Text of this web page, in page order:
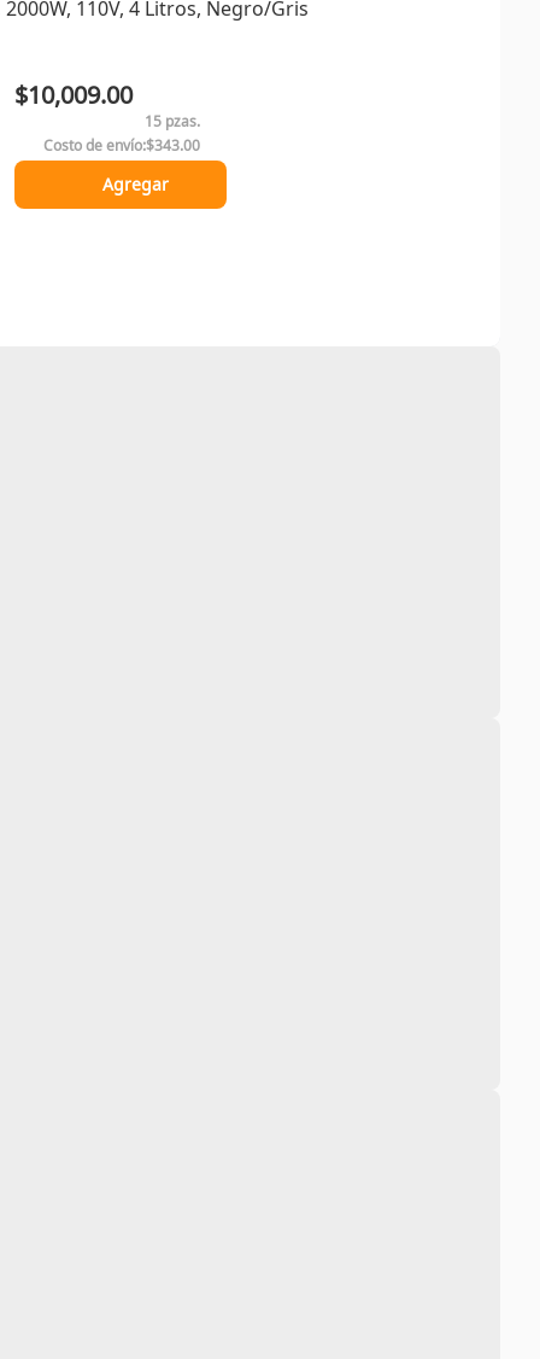
110V, 4 Litros, Negro/Gris
$10,009.00
Costo de envío:$343.00
15 pzas.
Agregar